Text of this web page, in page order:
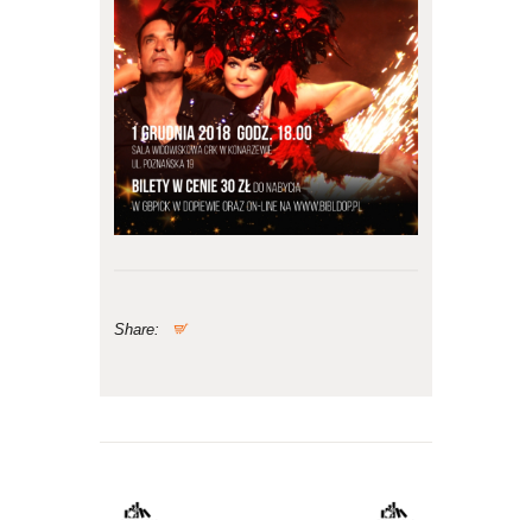
Share:
wpisu